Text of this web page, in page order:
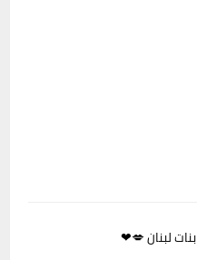
بنات لبنان 💋❤